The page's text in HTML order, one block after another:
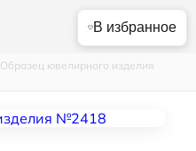
Образец ювелирного изделия
В избранное